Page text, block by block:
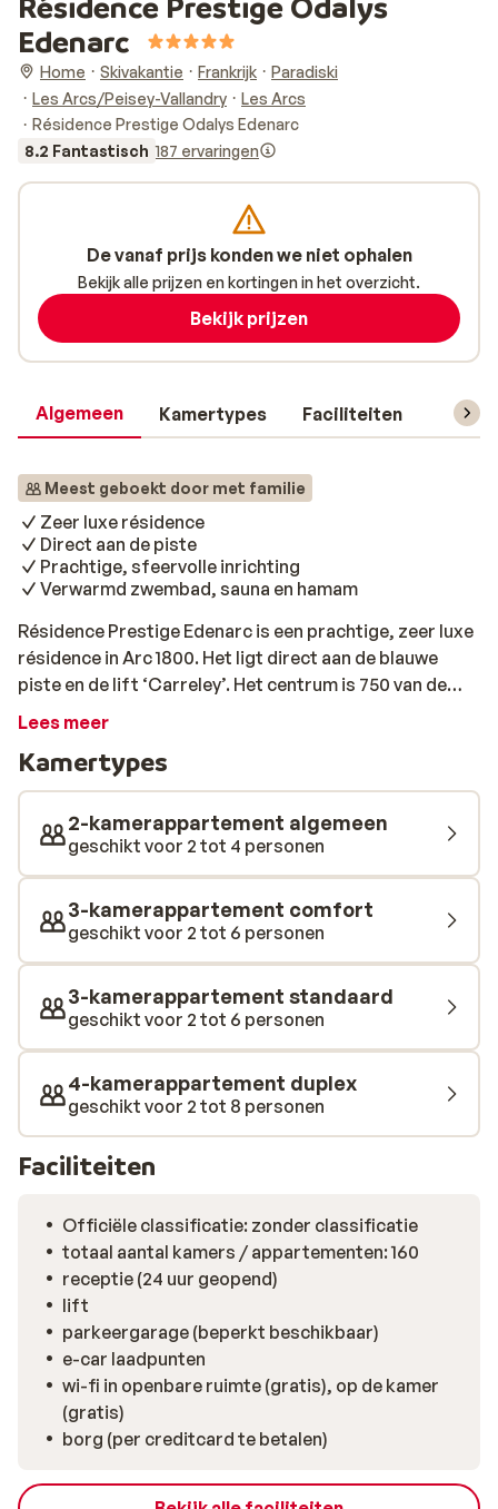
Edenarc
Home Skivakantie Frankrijk
Paradiski
Les Arcs/Peisey-Vallandry
Les Arcs
Résidence Prestige Odalys Edenarc
8.2 Fantastisch 187 ervaringen
Algemeen Kamertypes Faciliteiten
Meest geboekt door met familie
Zeer luxe résidence
Direct aan de piste
Prachtige, sfeervolle inrichting
Verwarmd zwembad, sauna en hamam
Résidence Prestige Edenarc is een prachtige, zeer luxe
résidence in Arc 1800. Het ligt direct aan de blauwe
piste en de lift ‘Carreley’. Het centrum is 750 van de
appartementen vandaan. De appartementen zijn zeer
en oog voor detail. Er is veel gebruik gemaakt van hout
en aarde tinten, wat de appartementen een warme
uitstraling geeft. Hier is het heerlijk thuiskomen na een
dag op de piste. Behoefte om even totaal te
ontspannen? Dan ben je op de juiste plaats bij het
wellnesscentrum ‘Bulle’. Je kunt je hier onderdompelen
in het verwarmde binnenzwembad, of lekker relaxen in
de sauna en hamam. Zo kun je de volgende ochtend
Lees meer
Kamertypes
2-kamerappartement algemeen
geschikt voor 2 tot 4 personen
3-kamerappartement comfort
geschikt voor 2 tot 6 personen
3-kamerappartement standaard
geschikt voor 2 tot 6 personen
4-kamerappartement duplex
geschikt voor 2 tot 8 personen
Faciliteiten
Officiële classificatie: zonder classificatie
totaal aantal kamers / appartementen: 160
receptie (24 uur geopend)
lift
parkeergarage (beperkt beschikbaar)
e-car laadpunten
wi-fi in openbare ruimte (gratis), op de kamer
(gratis)
borg (per creditcard te betalen)
De vanaf prijs konden we niet ophalen
Bekijk alle prijzen en kortingen in het overzicht.
Bekijk prijzen